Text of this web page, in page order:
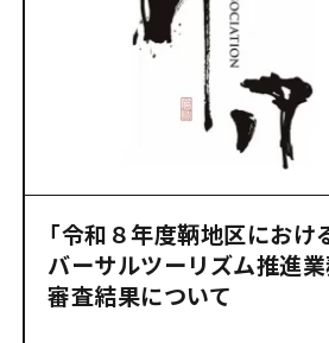
「令和８年度鞆地区におけ
バーサルツーリズム推進業
審査結果について